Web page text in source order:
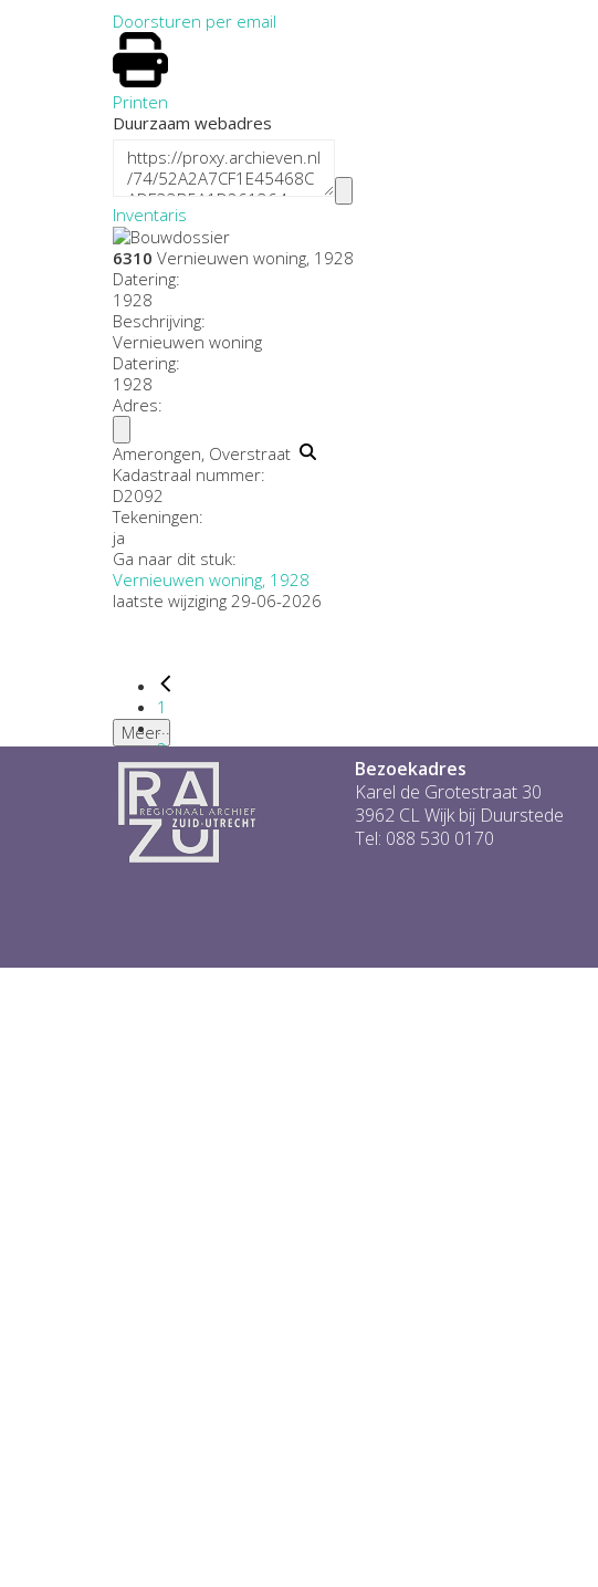
Doorsturen per email
Printen
Duurzaam webadres
Inventaris
6310 Vernieuwen woning, 1928
Datering:
1928
Beschrijving:
Vernieuwen woning
Datering:
1928
Adres:
Amerongen, Overstraat
Kadastraal nummer:
D2092
Tekeningen:
ja
Ga naar dit stuk:
Vernieuwen woning, 1928
laatste wijziging 29-06-2026
1
...
2
3
4
5
6
...
Meer
Bezoekadres
Karel de Grotestraat 30
3962 CL Wijk bij Duurstede
Tel: 088 530 0170